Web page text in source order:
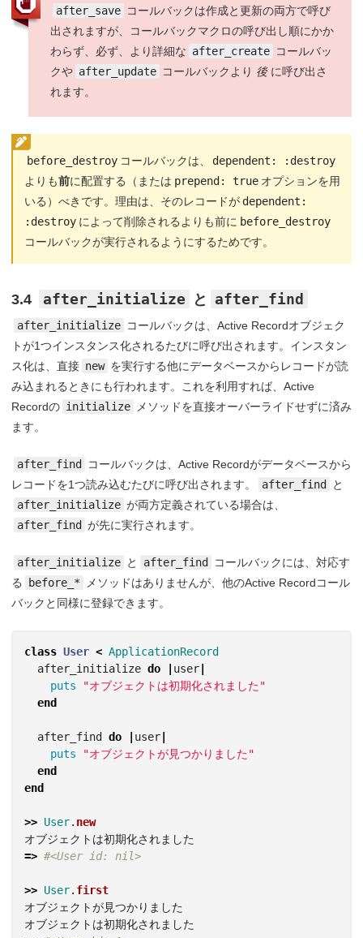
after_save コールバックは作成と更新の両方で呼び
出されますが、コールバックマクロの呼び出し順にかか
わらず、必ず、より詳細な after_create コールバッ
クや after_update コールバックより 後に呼び出さ
れます。
before_destroy コールバックは、
dependent: :destroy
よりも前に配置する（または prepend: true オプションを用
いる）べきです。理由は、そのレコードが dependent:
:destroy によって削除されるよりも前に before_destroy
コールバックが実行されるようにするためです。
3.4 after_initialize と after_find
after_initialize コールバックは、Active Recordオブジェク
トが1つインスタンス化されるたびに呼び出されます。インスタン
ス化は、直接 new を実行する他にデータベースからレコードが読
み込まれるときにも行われます。これを利用すれば、Active
Recordの initialize
メソッドを直接オーバーライドせずに済み
ます。
after_find
コールバックは、Active Recordがデータベースから
レコードを1つ読み込むたびに呼び出されます。
after_find
と
after_initialize が両方定義されている場合は、
after_find が先に実行されます。
after_initialize と after_find
コールバックには、対応す
る
before_*
メソッドはありませんが、他のActive Recordコール
バックと同様に登録できます。
class User < ApplicationRecord
after_initialize do user
puts
"オブジェクトは初期化されました"
end
after_find do user
puts
"オブジェクトが見つかりました"
end
end
>> User. new
オブジェクトは初期化されました
=> #<User id: nil>
>> User. first
オブジェクトが見つかりました
オブジェクトは初期化されました